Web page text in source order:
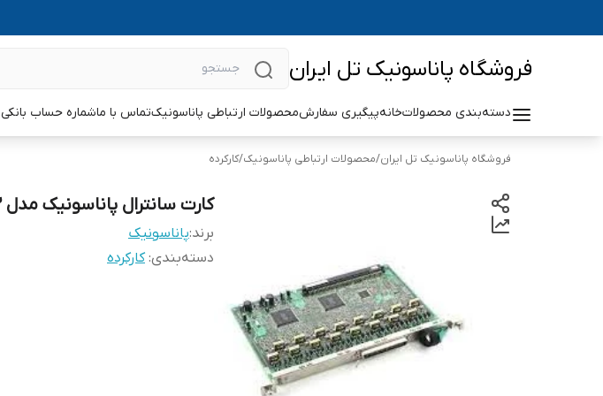
فروشگاه پاناسونیک تل ایران
دسته‌بندی محصولاتخانهپیگیری سفارشمحصولات ارتباطی پاناسونیکتماس با ماشماره حساب بانکی
فروشگاه پاناسونیک تل ایران/محصولات ارتباطی پاناسونیک/کارکرده
کارت سانترال پاناسونیک مدل KX-0172 (گارانتی تعویض)
برند:پاناسونیک
دسته‌بندی:کارکرده